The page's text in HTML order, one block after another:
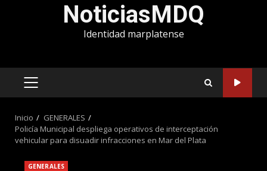
NoticiasMDQ
Identidad marplatense
MENÚ
Inicio
GENERALES
Policía Municipal despliega operativos de interceptación
vehicular para disuadir infracciones en Mar del Plata
GENERALES